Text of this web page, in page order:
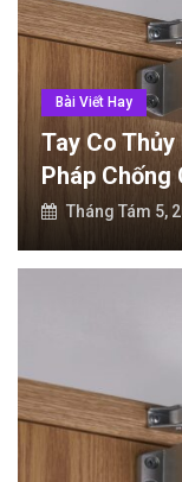
Checklist ứng dụng
Tay co thủy lực
Bài Viết Hay
Cửa Tự
Tiêu Chí
Tháng Tám 5,